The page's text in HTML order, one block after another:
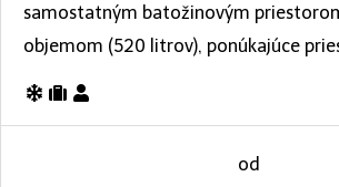
samostatným batožinovým
objemom (520 litrov), ponúkajúce
od